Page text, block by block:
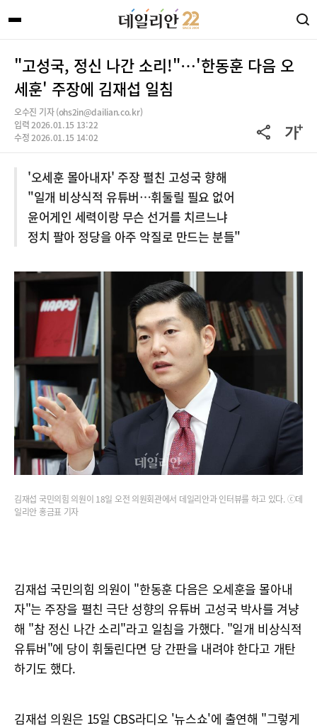
"고성국, 정신 나간 소리!"…'한동훈 다음 오
세훈' 주장에 김재섭 일침
오수진 기자 (ohs2in@dailian.co.kr)
입력 2026.01.15 13:22
수정 2026.01.15 14:02
'오세훈 몰아내자' 주장 펼친 고성국 향해
"일개 비상식적 유튜버…휘둘릴 필요 없어
윤어게인 세력이랑 무슨 선거를 치르느냐
정치 팔아 정당을 아주 악질로 만드는 분들"
김재섭 국민의힘 의원이 18일 오전 의원회관에서 데일리안과 인터뷰를 하고 있다. ⓒ데
일리안 홍금표 기자
김재섭 국민의힘 의원이 "한동훈 다음은 오세훈을 몰아내
자"는 주장을 펼친 극단 성향의 유튜버 고성국 박사를 겨냥
해 "참 정신 나간 소리"라고 일침을 가했다. "일개 비상식적
유튜버"에 당이 휘둘린다면 당 간판을 내려야 한다고 개탄
하기도 했다.
김재섭 의원은 15일 CBS라디오 '뉴스쇼'에 출연해 "그렇게